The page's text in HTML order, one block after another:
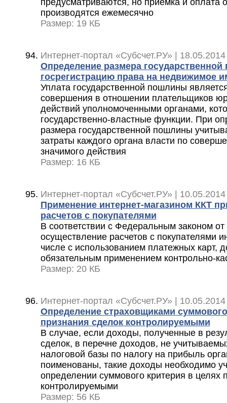
предусматриваются, но приемка и оплата
производятся ежемесячно
Размер: 19 КБ
Интернет-портал «Субсчет.РУ» |
Определение размера
госрегистрацию права на недвижимое
Уплата государственной пошлины
совершения в отношении плательщиков
действий уполномоченными органами,
государственно-властные функции. При
размера государственной пошлины
затраты каждого органа власти по
значимого действия
Размер: 16 КБ
Интернет-портал «Субсчет.РУ» |
Применение интернет-магазином ККТ
расчетов с покупателями
В соответствии с Федеральным законом
осуществление расчетов с покупателями
числе с использованием платежных карт,
обязательным применением контрольно-
Размер: 20 КБ
Интернет-портал «Субсчет.РУ» |
Определение страховщиками
признания сделок контролируемыми
В случае, если доходы, полученные в
сделок, в перечне доходов, не
налоговой базы по налогу на прибыль
поименованы, такие доходы необходимо
определении суммового критерия в целях
контролируемыми
Размер: 56 КБ